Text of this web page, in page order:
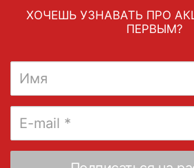
ХОЧЕШЬ УЗНАВАТЬ ПРО
ПЕРВЫМ?